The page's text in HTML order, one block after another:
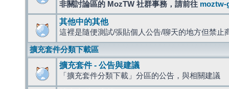
非關討論區的 MozTW 社群事務，請前往 moztw-
其他中的其他
這裡是隨便測試/張貼個人公告/聊天的地方但禁止
擴充套件分類下載區
擴充套件 - 公告與建議
「擴充套件分類下載」分區的公告，與相關建議